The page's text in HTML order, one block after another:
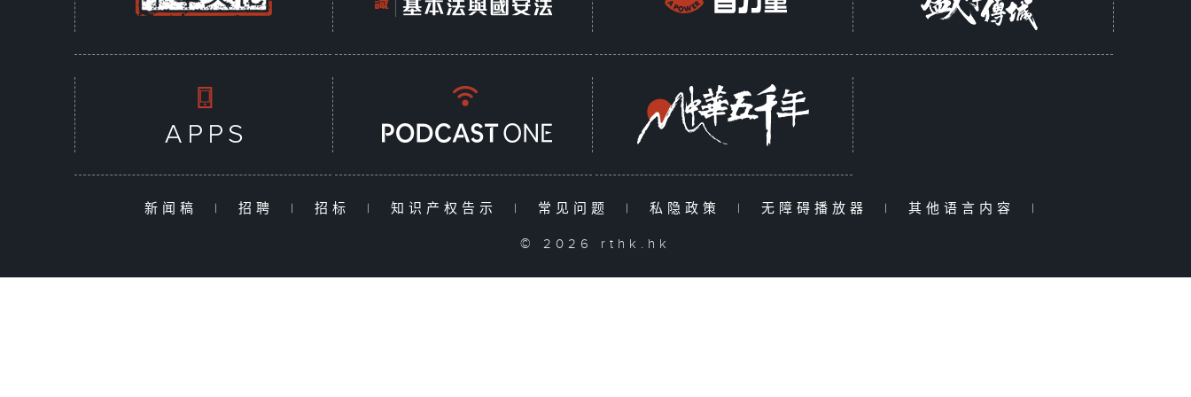
新闻稿 | 招聘 | 招标 | 知识产权告示 | 常见问题 | 私隐政策 | 无障碍播放器 | 其他语言内容 |
© 2026 rthk.hk